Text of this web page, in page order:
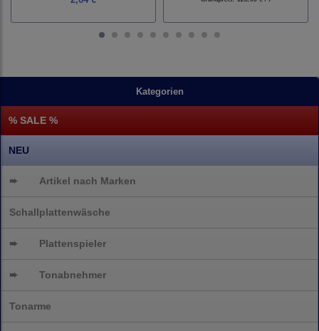
Kategorien
% SALE %
NEU
➨ Artikel nach Marken
Schallplattenwäsche
➨ Plattenspieler
➨ Tonabnehmer
Tonarme